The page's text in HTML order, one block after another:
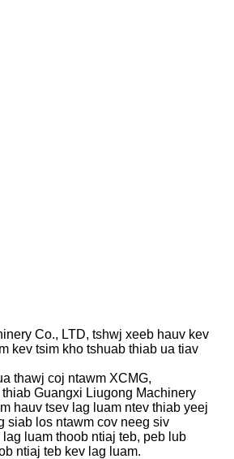
Co., LTD, tshwj xeeb hauv kev
kev tsim kho tshuab thiab ua tiav
thawj coj ntawm XCMG,
Guangxi Liugong Machinery
hauv tsev lag luam ntev thiab yeej
siab los ntawm cov neeg siv
luam thoob ntiaj teb, peb lub
ntiaj teb kev lag luam.